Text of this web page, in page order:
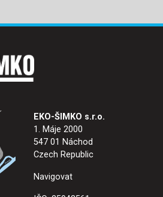
EKO-ŠIMKO s.r.o.
1. Máje 2000
547 01 Náchod
Czech Republic
Navigovat